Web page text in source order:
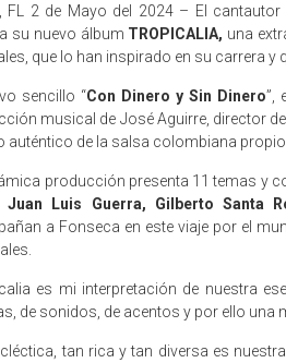
FL 2 de Mayo del 2024 – El
su nuevo álbum TROPICALIA, una
que lo han inspirado en su carrera y
sencillo “Con Dinero y Sin Dinero”,
musical de José Aguirre, director
auténtico de la salsa colombiana propio
producción presenta 11 temas y
Juan Luis Guerra, Gilberto Santa
a Fonseca en este viaje por el
es mi interpretación de nuestra
de sonidos, de acentos y por ello una
tan rica y tan diversa es